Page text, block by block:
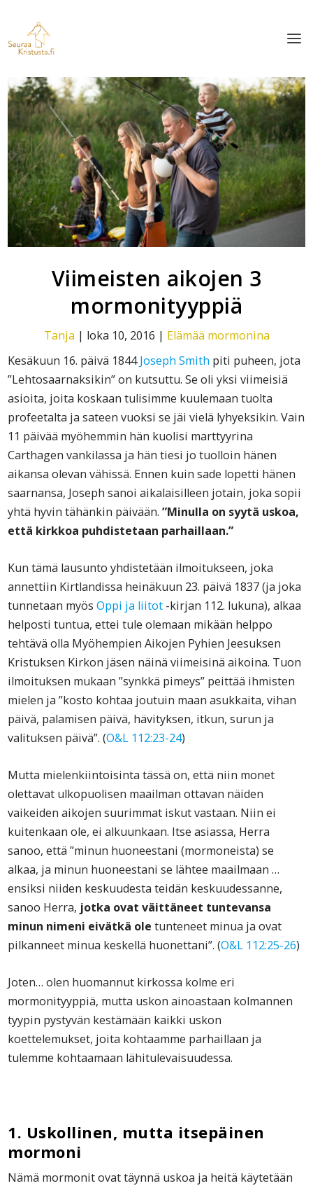
Viimeisten aikojen 3
mormonityyppiä
Tanja | loka 10, 2016 | Elämää mormonina
Kesäkuun 16. päivä 1844Joseph Smith piti puheen, jota
”Lehtosaarnaksikin” on kutsuttu. Se oli yksi viimeisiä
asioita, joita koskaan tulisimme kuulemaan tuolta
profeetalta ja sateen vuoksi se jäi vielä lyhyeksikin. Vain
11 päivää myöhemmin hän kuolisi marttyyrina
Carthagen vankilassa ja hän tiesi jo tuolloin hänen
aikansa olevan vähissä. Ennen kuin sade lopetti hänen
saarnansa, Joseph sanoi aikalaisilleen jotain, joka sopii
yhtä hyvin tähänkin päivään.”Minulla on syytä uskoa,
että kirkkoa puhdistetaan parhaillaan.”
Kun tämä lausunto yhdistetään ilmoitukseen, joka
annettiin Kirtlandissa heinäkuun 23. päivä 1837 (ja joka
tunnetaan myösOppi ja liitot -kirjan 112. lukuna), alkaa
helposti tuntua, ettei tule olemaan mikään helppo
tehtävä olla Myöhempien Aikojen Pyhien Jeesuksen
Kristuksen Kirkon jäsen näinä viimeisinä aikoina. Tuon
ilmoituksen mukaan ”synkkä pimeys” peittää ihmisten
mielen ja ”kosto kohtaa joutuin maan asukkaita, vihan
päivä, palamisen päivä, hävityksen, itkun, surun ja
valituksen päivä”. (O&L 112:23-24)
Mutta mielenkiintoisinta tässä on, että niin monet
olettavat ulkopuolisen maailman ottavan näiden
vaikeiden aikojen suurimmat iskut vastaan. Niin ei
kuitenkaan ole, ei alkuunkaan. Itse asiassa, Herra
sanoo, että ”minun huoneestani (mormoneista) se
alkaa, ja minun huoneestani se lähtee maailmaan …
ensiksi niiden keskuudesta teidän keskuudessanne,
sanoo Herra, jotka ovat väittäneet tuntevansa
minun nimeni eivätkä ole tunteneet minua ja ovat
pilkanneet minua keskellä huonettani”. (O&L 112:25-26)
Joten… olen huomannut kirkossa kolme eri
mormonityyppiä, mutta uskon ainoastaan kolmannen
tyypin pystyvän kestämään kaikki uskon
koettelemukset, joita kohtaamme parhaillaan ja
tulemme kohtaamaan lähitulevaisuudessa.
1. Uskollinen, mutta itsepäinen
mormoni
Nämä mormonit ovat täynnä uskoa ja heitä käytetään